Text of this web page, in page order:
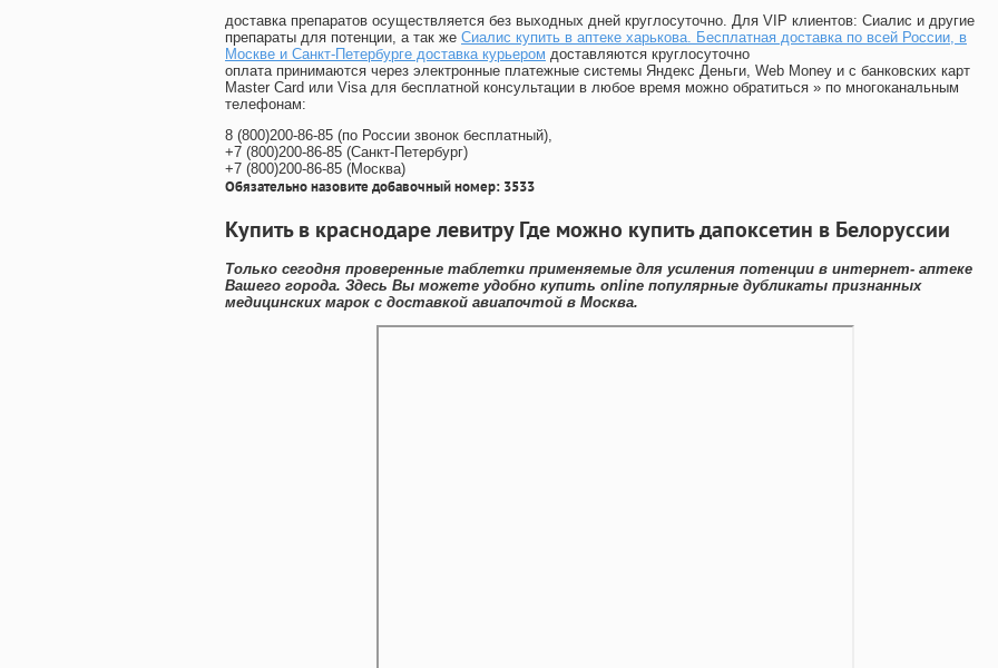
доставка препаратов осуществляется без выходных дней круглосуточно. Для VIP клиентов: Сиалис и другие
препараты для потенции, а так же Сиалис купить в аптеке харькова. Бесплатная доставка по всей России, в
Москве и Санкт-Петербурге доставка курьером доставляются круглосуточно
оплата принимаются через электронные платежные системы Яндекс Деньги, Web Money и с банковских карт
Master Card или Visa для бесплатной консультации в любое время можно обратиться » по многоканальным
телефонам:
8 (800)200-86-85 (по России звонок бесплатный),
+7 (800)200-86-85 (Санкт-Петербург)
+7 (800)200-86-85 (Москва)
Обязательно назовите добавочный номер: 3533
Купить в краснодаре левитру Где можно купить дапоксетин в Белоруссии
Только сегодня проверенные таблетки применяемые для усиления потенции в интернет- аптеке
Вашего города. Здесь Вы можете удобно купить online популярные дубликаты признанных
медицинских марок с доставкой авиапочтой в Москва.